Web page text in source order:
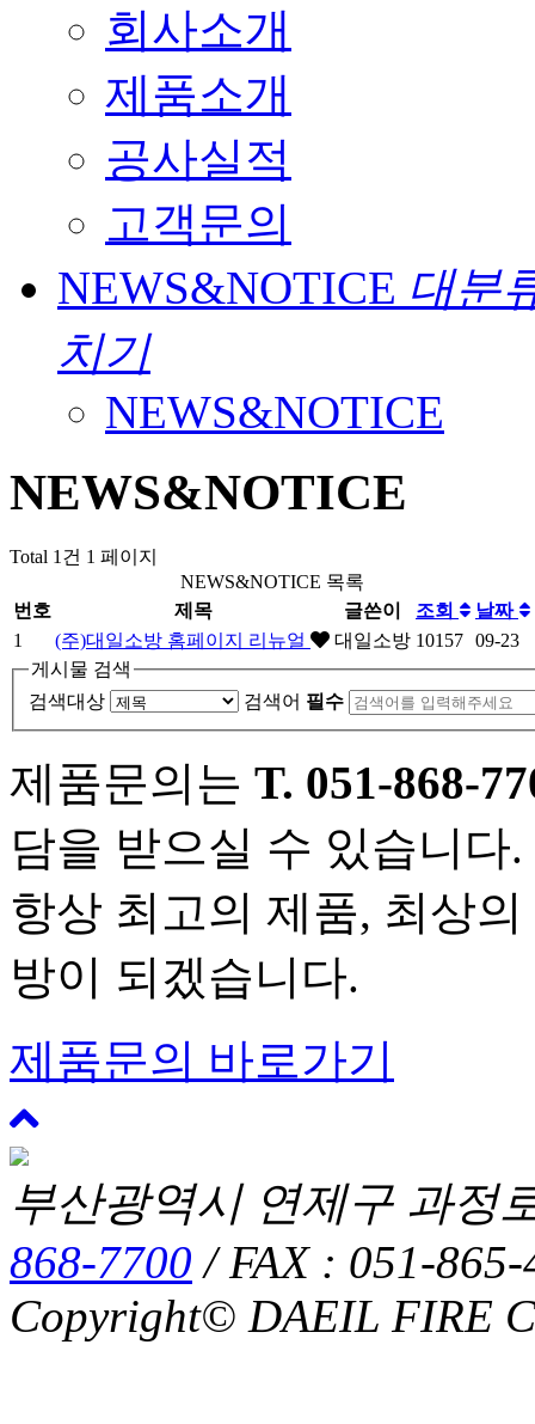
회사소개
제품소개
공사실적
고객문의
NEWS&NOTICE 대분
치기
NEWS&NOTICE
NEWS&NOTICE
Total 1건 1 페이지
NEWS&NOTICE 목록
번호
제목 글쓴이 조회
날짜
1
(주)대일소방 홈페이지 리뉴얼 대일소방 10157 09-23
게시물 검색
검색대상
검색어 필수
제품문의는 T. 051-868-
담을 받으실 수 있습니다.
항상 최고의 제품, 최상
방이 되겠습니다.
제품문의 바로가기
로
부산광역시 연제구 과정
868-7700 / FAX : 051-865-
Copyright© DAEIL FIRE